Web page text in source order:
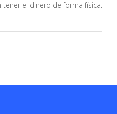
tener el dinero de forma física.